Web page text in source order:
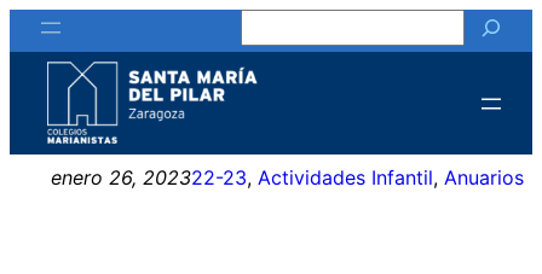
Saltar
al
contenido
enero 26, 202322-23, Actividades Infantil, Anuarios